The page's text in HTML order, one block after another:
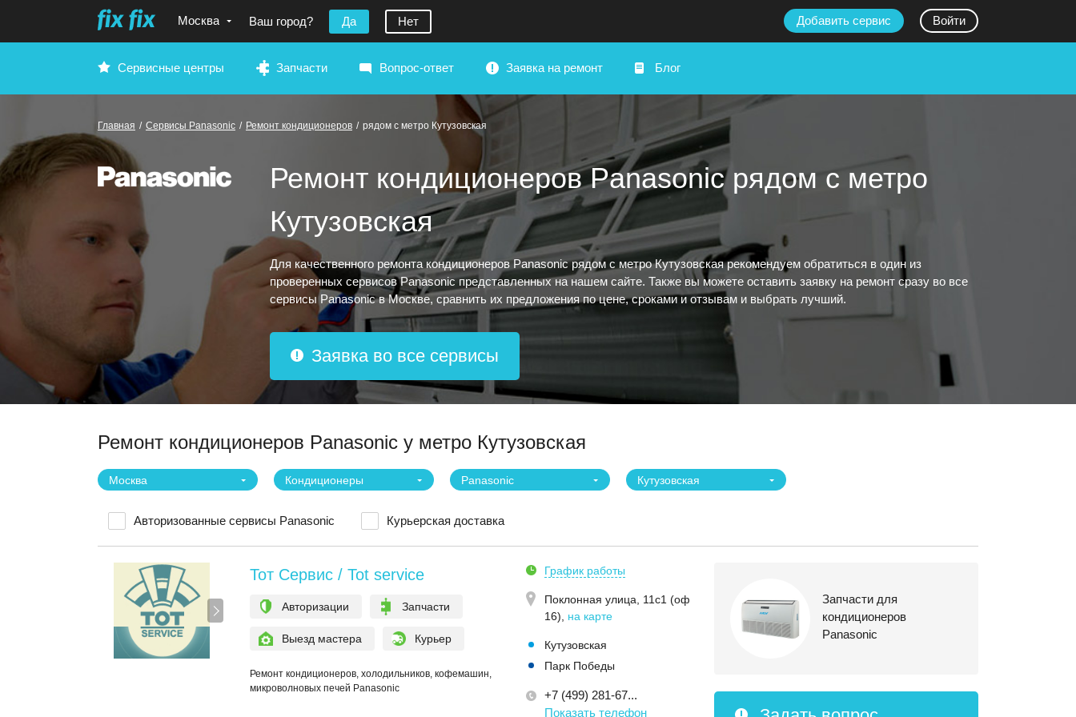
Москва Ваш город? Да Нет Добавить сервис Войти
Сервисные центры Запчасти Вопрос-ответ Заявка на ремонт Блог
Главная / Сервисы Panasonic / Ремонт кондиционеров / рядом с метро Кутузовская
Ремонт кондиционеров Panasonic рядом с метро
Кутузовская
Для качественного ремонта кондиционеров Panasonic рядом с метро Кутузовская рекомендуем обратиться в один из
проверенных сервисов Panasonic представленных на нашем сайте. Также вы можете оставить заявку на ремонт сразу во все
сервисы Panasonic в Москве, сравнить их предложения по цене, сроками и отзывам и выбрать лучший.
Заявка во все сервисы
Ремонт кондиционеров Panasonic у метро Кутузовская
Москва Кондиционеры Panasonic Кутузовская
Авторизованные сервисы Panasonic Курьерская доставка
Тот Сервис / Tot service
Авторизации Запчасти
Выезд мастера Курьер
Ремонт кондиционеров, холодильников, кофемашин,
микроволновых печей Panasonic
График работы
Поклонная улица, 11с1 (оф
16)
на карте
Кутузовская
Парк Победы
+7 (499) 281-67...
Показать телефон
Запчасти для
кондиционеров
Panasonic